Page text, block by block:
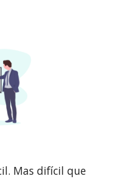
Mas difícil que